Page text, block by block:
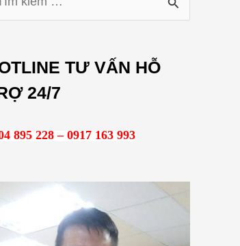
TƯ VẤN HỖ
24/7
895 228 – 0917 163 993